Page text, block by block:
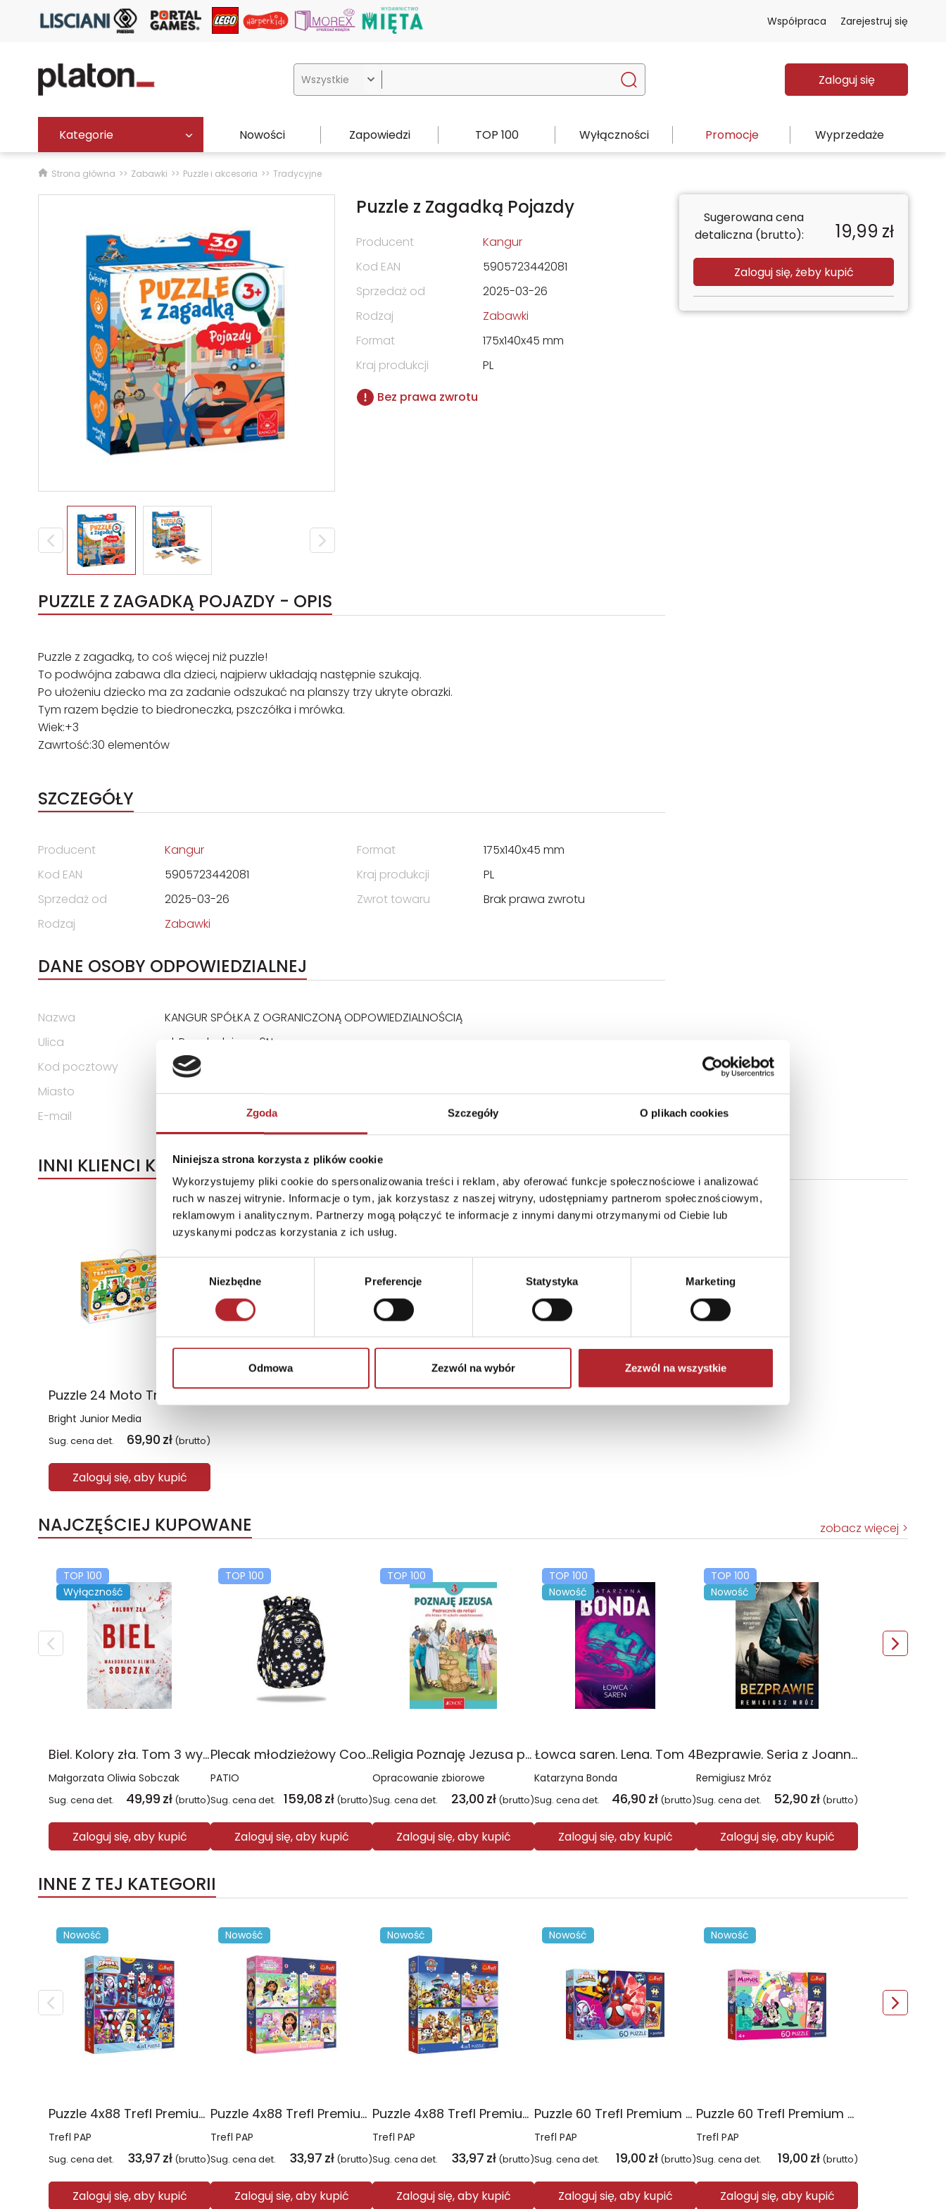
Zgoda Szczegóły O plikach cookies
Niniejsza strona korzysta z plików cookie
Wykorzystujemy pliki cookie do spersonalizowania treści i reklam, aby oferować funkcje społecznościowe i analizować
ruch w naszej witrynie. Informacje o tym, jak korzystasz z naszej witryny, udostępniamy partnerom społecznościowym,
reklamowym i analitycznym. Partnerzy mogą połączyć te informacje z innymi danymi otrzymanymi od Ciebie lub
uzyskanymi podczas korzystania z ich usług.
Wybór
zgody
Niezbędne Preferencje Statystyka Marketing
Odmowa Zezwól na wybór Zezwól na wszystkie
Współpraca Zarejestruj się
 Zaloguj się
Kategorie Nowości Zapowiedzi TOP 100 Wyłączności Promocje Wyprzedaże
Strona główna Zabawki Puzzle i akcesoria Tradycyjne
Puzzle z Zagadką Pojazdy
Producent
Kangur
Kod EAN
5905723442081
Sprzedaż od
2025-03-26
Rodzaj
Zabawki
Format
175x140x45 mm
Kraj produkcji
PL
Bez prawa zwrotu
PUZZLE Z ZAGADKĄ POJAZDY - OPIS
Puzzle z zagadką, to coś więcej niż puzzle!
To podwójna zabawa dla dzieci, najpierw układają następnie szukają.
Po ułożeniu dziecko ma za zadanie odszukać na planszy trzy ukryte obrazki.
Tym razem będzie to biedroneczka, pszczółka i mrówka.
Wiek:+3
Zawrtość:30 elementów
SZCZEGÓŁY
Producent
Kangur
Kod EAN
5905723442081
Sprzedaż od
2025-03-26
Rodzaj
Zabawki
Format
175x140x45 mm
Kraj produkcji
PL
Zwrot towaru
Brak prawa zwrotu
DANE OSOBY ODPOWIEDZIALNEJ
Nazwa
KANGUR SPÓŁKA Z OGRANICZONĄ ODPOWIEDZIALNOŚCIĄ
Ulica
ul. Przędzalniana 6N
Kod pocztowy
15-688
Miasto
Białystok
E-mail
info@ekangur.pl
Sugerowana cena
detaliczna (brutto):
19,99 zł
Zaloguj się, żeby kupić
INNI KLIENCI KUPOWALI
Puzzle 24 Moto Traktor CzuCzu
Bright Junior Media
Sug. cena det. 69,90 zł (brutto)
Zaloguj się, aby kupić
NAJCZĘŚCIEJ KUPOWANE zobacz więcej
TOP 100
Wyłączność
Biel. Kolory zła. Tom 3 wyd. 2025
Małgorzata Oliwia Sobczak
Sug. cena det. 49,99 zł (brutto)
Zaloguj się, aby kupić
TOP 100
Plecak młodzieżowy Coolpack Jerry Daisy Black
PATIO
Sug. cena det. 159,08 zł (brutto)
Zaloguj się, aby kupić
TOP 100
Religia Poznaję Jezusa podręcznik dla klasy 3 szkoły podstawowej
Opracowanie zbiorowe
Sug. cena det. 23,00 zł (brutto)
Zaloguj się, aby kupić
TOP 100
Nowość
Łowca saren. Lena. Tom 4
Katarzyna Bonda
Sug. cena det. 46,90 zł (brutto)
Zaloguj się, aby kupić
TOP 100
Nowość
Bezprawie. Seria z Joanną Chyłką. Tom 20
Remigiusz Mróz
Sug. cena det. 52,90 zł (brutto)
Zaloguj się, aby kupić
INNE Z TEJ KATEGORII
Nowość
Puzzle 4x88 Trefl Premium Plus Kids Pajęczy dzień Spidey 34696
Trefl PAP
Sug. cena det. 33,97 zł (brutto)
Zaloguj się, aby kupić
Nowość
Puzzle 4x88 Trefl Premium Plus Kids Kocie harce Koci Domek Gabi 34694
Trefl PAP
Sug. cena det. 33,97 zł (brutto)
Zaloguj się, aby kupić
Nowość
Puzzle 4x88 Trefl Premium Plus Kids Psia Straż Psi Patrol 34693
Trefl PAP
Sug. cena det. 33,97 zł (brutto)
Zaloguj się, aby kupić
Nowość
Puzzle 60 Trefl Premium Plus Kids Niesamowita przygoda Spidey Marvel 17429
Trefl PAP
Sug. cena det. 19,00 zł (brutto)
Zaloguj się, aby kupić
Nowość
Puzzle 60 Trefl Premium Plus Kids Uśmiech Minnie Disney 17428
Trefl PAP
Sug. cena det. 19,00 zł (brutto)
Zaloguj się, aby kupić